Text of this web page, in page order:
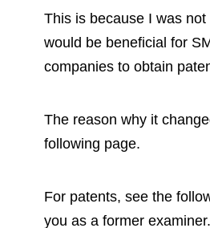
This is because I was
would be beneficial for
companies to obtain
The reason why it
following page.
For patents, see the
you as a former examiner.